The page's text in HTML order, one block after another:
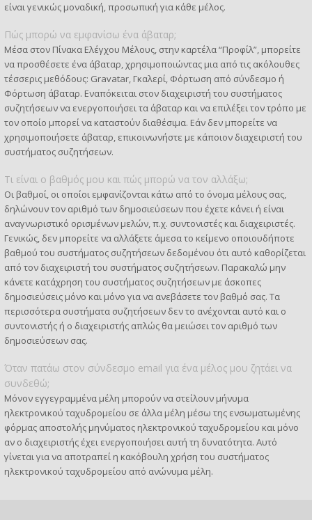
είναι γενικώς μοναδική, προσωπική για κάθε μέλος.
Πώς μπορώ να εμφανίσω ένα άβαταρ;
Μέσα στον Πίνακα Ελέγχου Μέλους, στην καρτέλα “Προφίλ”, μπορείτε
να προσθέσετε ένα άβαταρ, χρησιμοποιώντας μια από τις ακόλουθες
τέσσερις μεθόδους: Gravatar, Γκαλερί, Φόρτωση από σύνδεσμο ή
Φόρτωση άβαταρ. Εναπόκειται στον διαχειριστή του συστήματος
συζητήσεων να ενεργοποιήσει τα άβαταρ και να επιλέξει τον τρόπο με
τον οποίο μπορεί να καταστούν διαθέσιμα. Εάν δεν μπορείτε να
χρησιμοποιήσετε άβαταρ, επικοινωνήστε με κάποιον διαχειριστή του
συστήματος συζητήσεων.
Τι είναι ο βαθμός μου και πώς μπορώ να τον αλλάξω;
Οι βαθμοί, οι οποίοι εμφανίζονται κάτω από το όνομα μέλους σας,
δηλώνουν τον αριθμό των δημοσιεύσεων που έχετε κάνει ή είναι
αναγνωριστικό ορισμένων μελών, π.χ. συντονιστές και διαχειριστές.
Γενικώς, δεν μπορείτε να αλλάξετε άμεσα το κείμενο οποιουδήποτε
βαθμού του συστήματος συζητήσεων δεδομένου ότι αυτό καθορίζεται
από τον διαχειριστή του συστήματος συζητήσεων. Παρακαλώ μην
κάνετε κατάχρηση του συστήματος συζητήσεων με άσκοπες
δημοσιεύσεις μόνο και μόνο για να ανεβάσετε τον βαθμό σας. Τα
περισσότερα συστήματα συζητήσεων δεν το ανέχονται αυτό και ο
συντονιστής ή ο διαχειριστής απλώς θα μειώσει τον αριθμό των
δημοσιεύσεων σας.
Όταν πατάω στον σύνδεσμο email για ένα μέλος μου ζητάει να
συνδεθώ;
Μόνον εγγεγραμμένα μέλη μπορούν να στείλουν μήνυμα
ηλεκτρονικού ταχυδρομείου σε άλλα μέλη μέσω της ενσωματωμένης
φόρμας αποστολής μηνύματος ηλεκτρονικού ταχυδρομείου και μόνο
αν ο διαχειριστής έχει ενεργοποιήσει αυτή τη δυνατότητα. Αυτό
γίνεται για να αποτραπεί η κακόβουλη χρήση του συστήματος
ηλεκτρονικού ταχυδρομείου από ανώνυμα μέλη.